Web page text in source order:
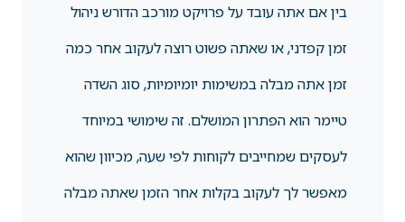
בין אם אתה עובד על פרויקט מורכב הדורש ניהול
זמן קפדני, או שאתה פשוט רוצה לעקוב אחר כמה
זמן אתה מבלה במשימות יומיומיות, סוג השדה
טיימר הוא הפתרון המושלם. זה שימושי במיוחד
לעסקים שמחייבים לקוחות לפי שעה, מכיוון שהוא
מאפשר לך לעקוב בקלות אחר הזמן שאתה מבלה